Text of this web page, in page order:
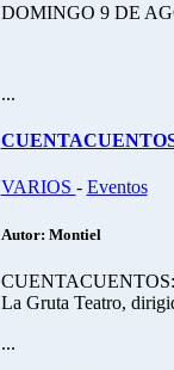
DOMINGO 9 DE
...
VARIOS - Eventos
Autor: Montiel
La Gruta Teatro,
...